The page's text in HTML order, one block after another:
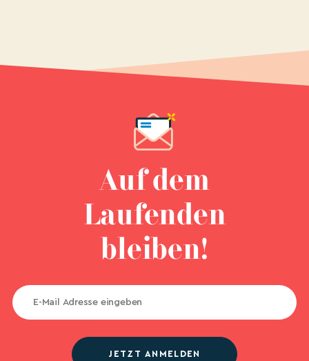
Auf dem
Laufenden
bleiben!
JETZT ANMELDEN